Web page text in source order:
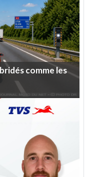
bridéscommeles